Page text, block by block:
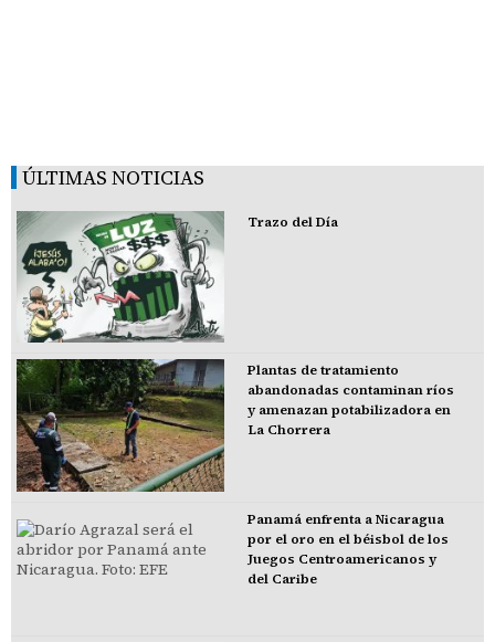
ÚLTIMAS NOTICIAS
Trazo del Día
Plantas de tratamiento
abandonadas contaminan ríos
y amenazan potabilizadora en
La Chorrera
Panamá enfrenta a Nicaragua
por el oro en el béisbol de los
Juegos Centroamericanos y
del Caribe